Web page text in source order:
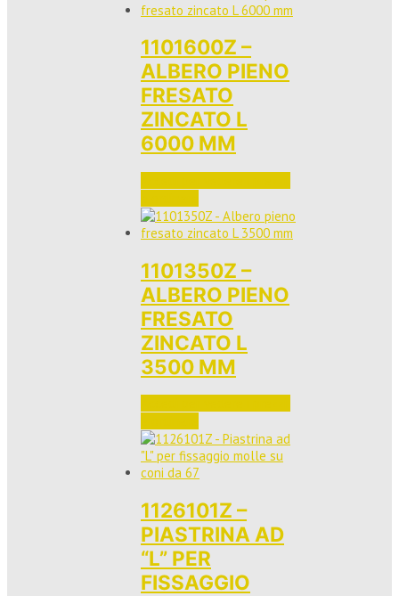
1101600Z –
ALBERO PIENO
FRESATO
ZINCATO L
6000 MM
1101350Z –
ALBERO PIENO
FRESATO
ZINCATO L
3500 MM
1126101Z –
PIASTRINA AD
“L” PER
FISSAGGIO